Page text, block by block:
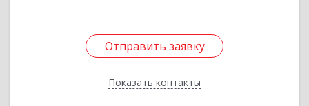
Отправить заявку
Показать контакты
Отправить заявку
Назад